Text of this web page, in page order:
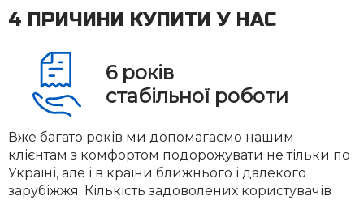
4 ПРИЧИНИ КУПИТИ У НАС
6 років
стабільної роботи
Вже багато років ми допомагаємо нашим
клієнтам з комфортом подорожувати не тільки по
Україні, але і в країни ближнього і далекого
зарубіжжя. Кількість задоволених користувачів